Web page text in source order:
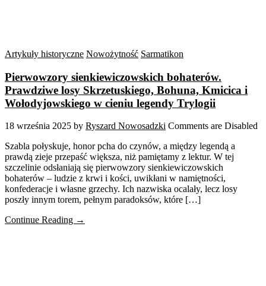
Artykuły historyczne Nowożytność Sarmatikon
Pierwowzory sienkiewiczowskich bohaterów.
Prawdziwe losy Skrzetuskiego, Bohuna, Kmicica i
Wołodyjowskiego w cieniu legendy Trylogii
18 września 2025 by Ryszard Nowosadzki Comments are Disabled
Szabla połyskuje, honor pcha do czynów, a między legendą a
prawdą zieje przepaść większa, niż pamiętamy z lektur. W tej
szczelinie odsłaniają się pierwowzory sienkiewiczowskich
bohaterów – ludzie z krwi i kości, uwikłani w namiętności,
konfederacje i własne grzechy. Ich nazwiska ocalały, lecz losy
poszły innym torem, pełnym paradoksów, które […]
Continue Reading →